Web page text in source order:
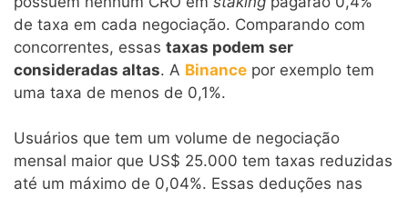
de taxa em cada negociação. Comparando com
concorrentes, essas taxas podem ser
consideradas altas. A Binance por exemplo tem
uma taxa de menos de 0,1%.
Usuários que tem um volume de negociação
mensal maior que US$ 25.000 tem taxas reduzidas
até um máximo de 0,04%. Essas deduções nas